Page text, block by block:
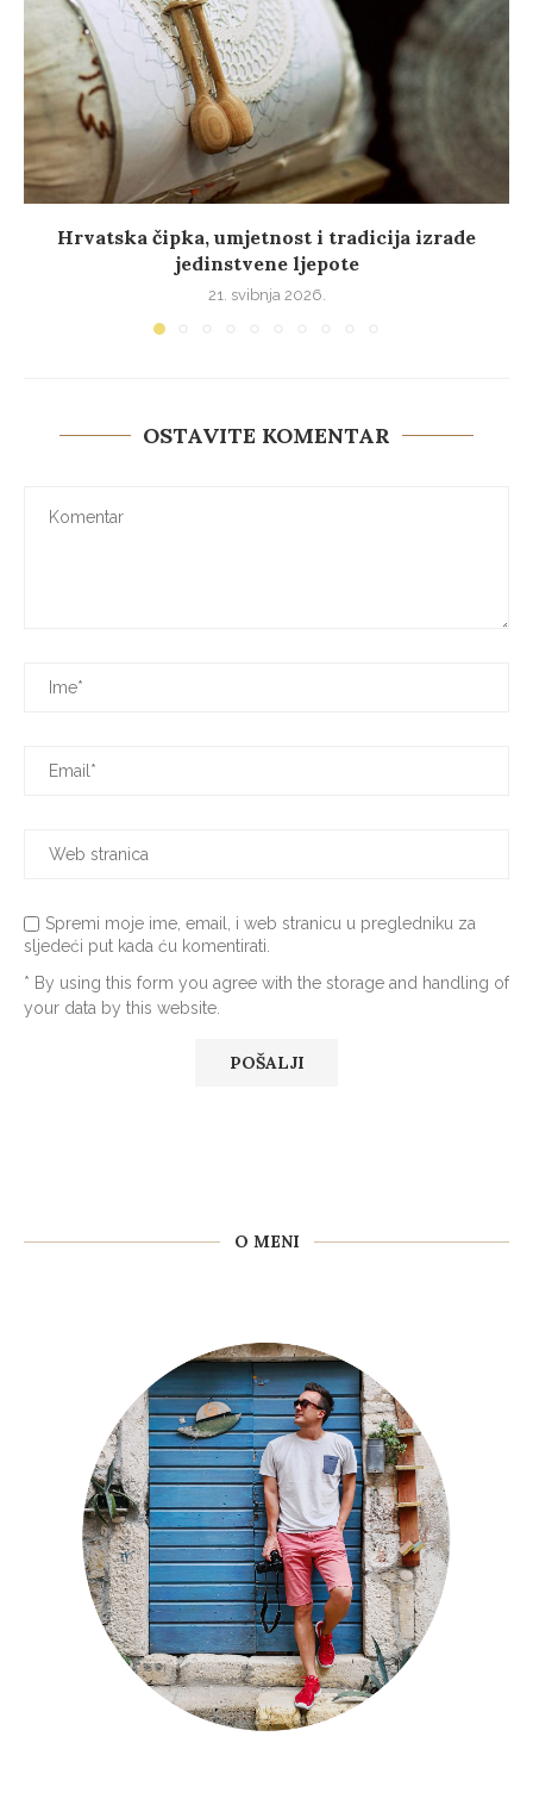
Hrvatska čipka, umjetnost i tradicija izrade
jedinstvene ljepote
21. svibnja 2026.
OSTAVITE KOMENTAR
Spremi moje ime, email, i web stranicu u pregledniku za
sljedeći put kada ću komentirati.
* By using this form you agree with the storage and handling of
your data by this website.
O MENI